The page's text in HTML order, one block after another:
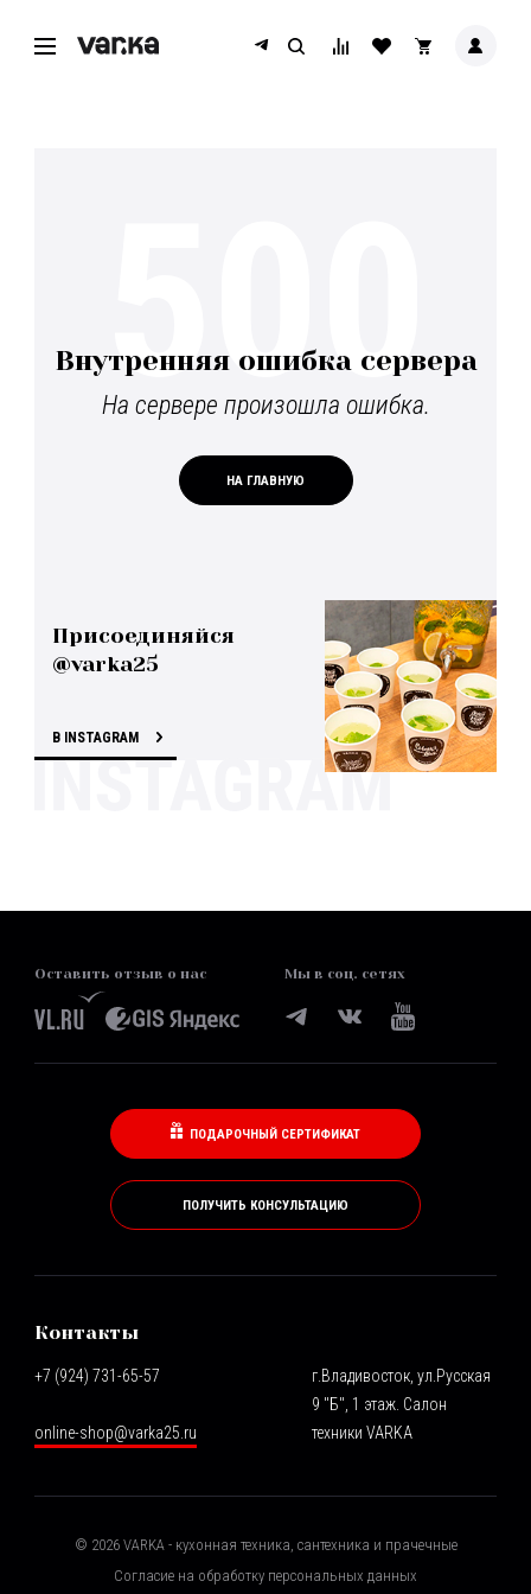
Внутренняя ошибка сервера
На сервере произошла ошибка.
НА ГЛАВНУЮ
500
Присоединяйся
@varka25
В INSTAGRAM
Оставить отзыв о нас Мы в соц. сетях
ПОДАРОЧНЫЙ СЕРТИФИКАТ
ПОЛУЧИТЬ КОНСУЛЬТАЦИЮ
Контакты
+7 (924) 731-65-57
online-shop@varka25.ru
г.Владивосток, ул.Русская
9 "Б", 1 этаж. Салон
техники VARKA
© 2026VARKA - кухонная техника, сантехника и прачечные
Согласие на обработку персональных данных